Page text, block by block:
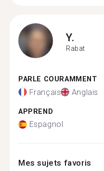
Y.
Rabat
PARLE COURAMMENT
Français Anglais
APPREND
Espagnol
Mes sujets favoris